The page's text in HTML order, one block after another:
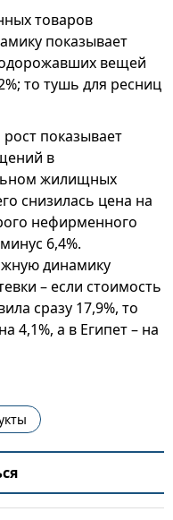
товаров
показывает
вещей
то тушь для ресниц
показывает
в
жилищных
снизилась цена на
нефирменного
6,4%.
динамику
– если стоимость
сразу 17,9%, то
4,1%, а в Египет – на